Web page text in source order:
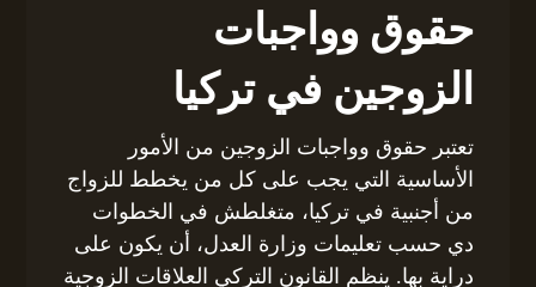
حقوق وواجبات
الزوجين في تركيا
تعتبر حقوق وواجبات الزوجين من الأمور
الأساسية التي يجب على كل من يخطط للزواج
من أجنبية في تركيا، متغلطش في الخطوات
دي حسب تعليمات وزارة العدل، أن يكون على
دراية بها. ينظم القانون التركي العلاقات الزوجية